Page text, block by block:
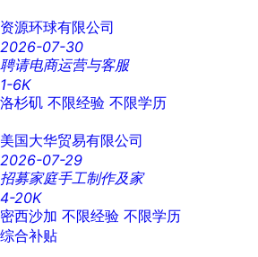
资源环球有限公司
2026-07-30
聘请电商运营与客服
1-6K
洛杉矶 不限经验 不限学历
美国大华贸易有限公司
2026-07-29
招募家庭手工制作及家
4-20K
密西沙加 不限经验 不限学历
综合补贴